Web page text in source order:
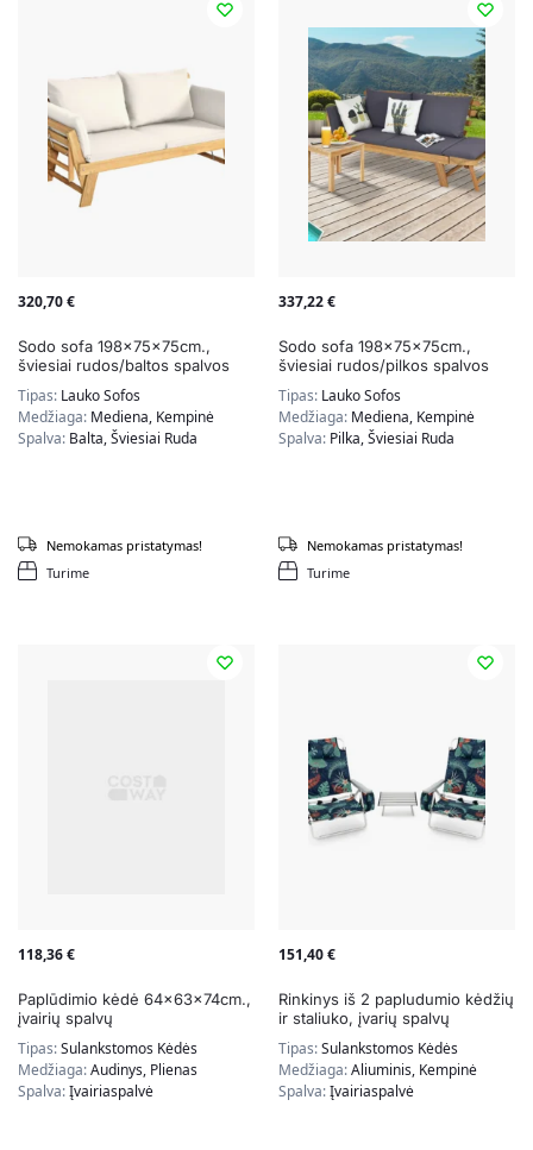
320,70€
Sodo sofa 198x75x75cm.,
šviesiai rudos/baltos spalvos
Tipas: Lauko Sofos
Medžiaga: Mediena, Kempinė
Spalva: Balta, Šviesiai Ruda
Turime
Nemokamas pristatymas!
337,22€
Sodo sofa 198x75x75cm.,
šviesiai rudos/pilkos spalvos
Tipas: Lauko Sofos
Medžiaga: Mediena, Kempinė
Spalva: Pilka, Šviesiai Ruda
Turime
Nemokamas pristatymas!
118,36€
Paplūdimio kėdė 64x63x74cm.,
įvairių spalvų
Tipas:Sulankstomos Kėdės
Medžiaga:Audinys, Plienas
Spalva:Įvairiaspalvė
151,40€
Rinkinys iš 2 papludumio kėdžių
ir staliuko, įvarių spalvų
Tipas:Sulankstomos Kėdės
Medžiaga:Aliuminis, Kempinė
Spalva:Įvairiaspalvė